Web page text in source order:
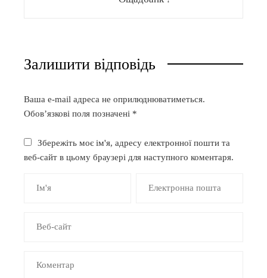
Залишити відповідь
Ваша e-mail адреса не оприлюднюватиметься.
Обов’язкові поля позначені *
Збережіть моє ім'я, адресу електронної пошти та
веб-сайт в цьому браузері для наступного коментаря.